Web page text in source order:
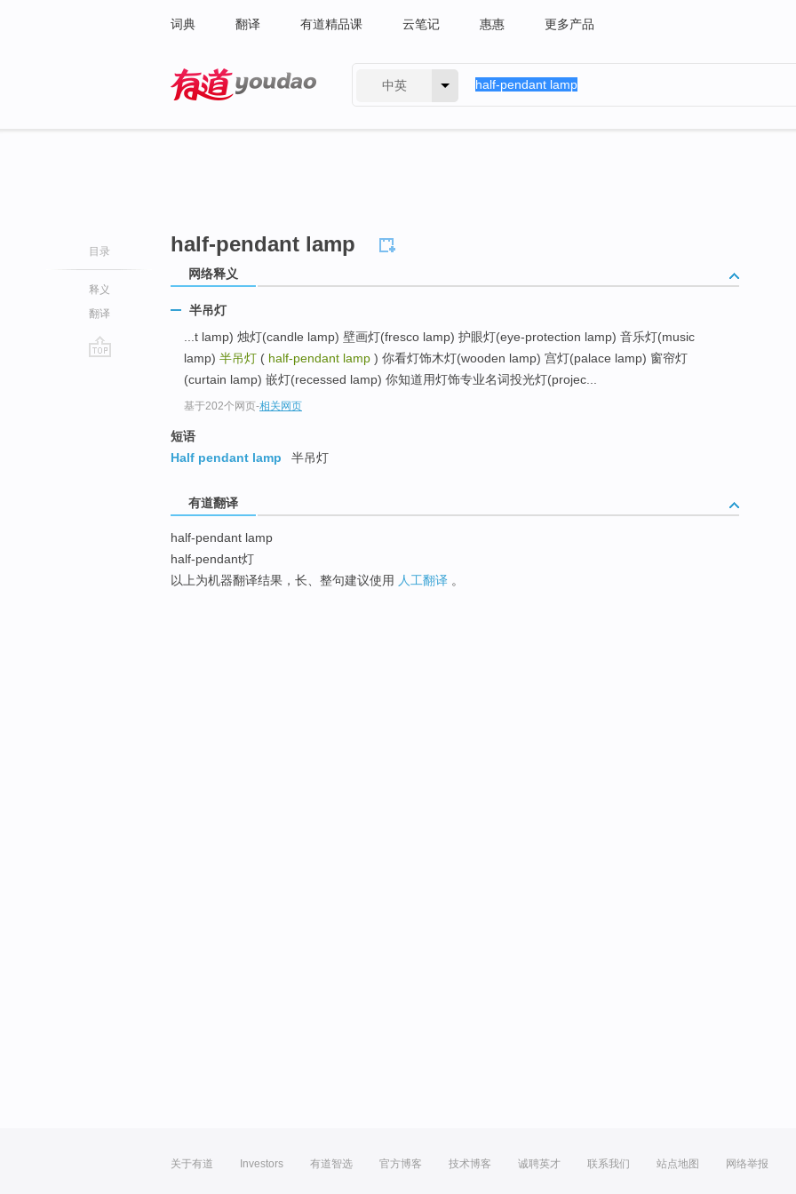
词典 翻译 有道精品课 云笔记 惠惠 更多产品
中英
目录
释义
翻译
half-pendant lamp
网络释义
半吊灯
...t lamp) 烛灯(candle lamp) 壁画灯(fresco lamp) 护眼灯(eye-protection lamp) 音乐灯(music
lamp) 半吊灯 ( half-pendant lamp ) 你看灯饰木灯(wooden lamp) 宫灯(palace lamp) 窗帘灯
(curtain lamp) 嵌灯(recessed lamp) 你知道用灯饰专业名词投光灯(projec...
基于202个网页-相关网页
短语
Half pendant lamp
半吊灯
有道翻译
half-pendant lamp
half-pendant灯
以上为机器翻译结果，长、整句建议使用 人工翻译 。
关于有道 Investors 有道智选 官方博客 技术博客 诚聘英才 联系我们 站点地图 网络举报